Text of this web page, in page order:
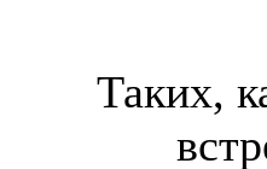
Таких,